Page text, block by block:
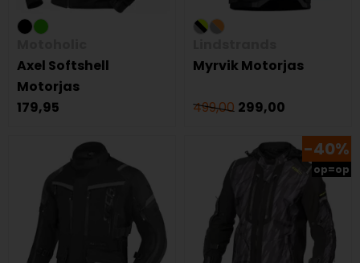
Axel Softshell
Motorjas
179,95
Myrvik Motorjas
499,00 299,00
-40%
op=op